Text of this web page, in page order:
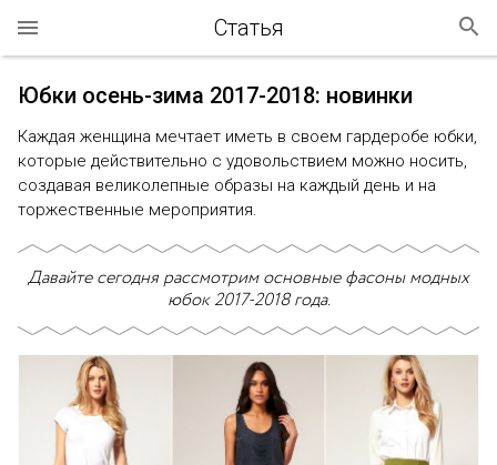
Статья
Юбки осень-зима 2017-2018: новинки
Каждая женщина мечтает иметь в своем гардеробе юбки,
которые действительно с удовольствием можно носить,
создавая великолепные образы на каждый день и на
торжественные мероприятия.
Давайте сегодня рассмотрим основные фасоны модных
юбок 2017-2018 года.